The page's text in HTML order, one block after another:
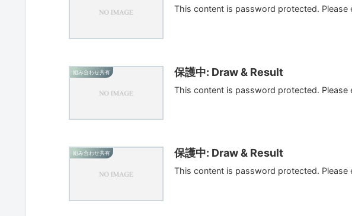
This content is password protected.
組み合わせ共有 保護中: Draw & Result
This content is password protected.
組み合わせ共有 保護中: Draw & Result
This content is password protected.